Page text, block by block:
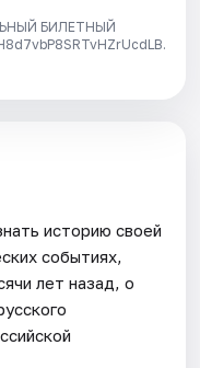
БИЛЕТНЫЙ
историю своей
событиях,
лет назад, о